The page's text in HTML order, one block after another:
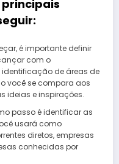
é importante definir
com o
de áreas de
você se compara aos
ideias e inspirações.
passo é identificar as
usará como
diretos, empresas
conhecidas por